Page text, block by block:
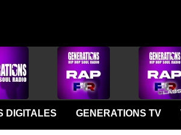
DIGITALES GENERATIONS TV